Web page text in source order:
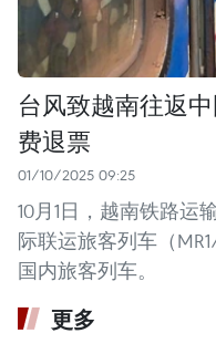
台风致越南往返
费退票
01/10/2025 09:25
10月1日，越南铁路运
际联运旅客列车（
国内旅客列车。
更多